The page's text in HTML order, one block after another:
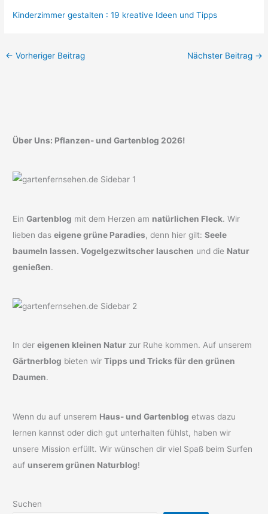
Kinderzimmer gestalten : 19 kreative Ideen und Tipps
← Vorheriger Beitrag Nächster Beitrag →
Über Uns: Pflanzen- und Gartenblog 2026!
EinGartenblog mit dem Herzen am natürlichen Fleck. Wir
lieben daseigene grüne Paradies, denn hier gilt:Seele
baumeln lassen. Vogelgezwitscher lauschen und die Natur
genießen.
In dereigenen kleinen Natur zur Ruhe kommen. Auf unserem
Gärtnerblog bieten wirTipps und Tricks für den grünen
Daumen.
Wenn du auf unserem Haus- und Gartenblog etwas dazu
lernen kannst oder dich gut unterhalten fühlst, haben wir
unsere Mission erfüllt. Wir wünschen dir viel Spaß beim Surfen
auf unserem grünen Naturblog!
Suchen